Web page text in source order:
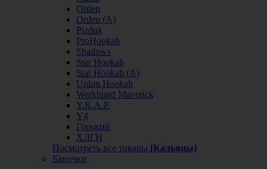
Orden
Orden (А)
Pizduk
ProHookah
Shadows
Star Hookah
Star Hookah (А)
Union Hookah
Werkbund Maverick
Y.K.A.P.
Y4
Горький
ХЛГН
Посмотреть все товары [Кальяны]
Баночки